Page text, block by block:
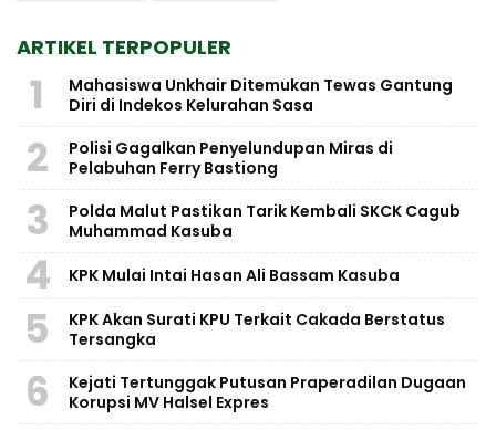
ARTIKEL TERPOPULER
1
Mahasiswa Unkhair Ditemukan Tewas Gantung
Diri di Indekos Kelurahan Sasa
2
Polisi Gagalkan Penyelundupan Miras di
Pelabuhan Ferry Bastiong
3
Polda Malut Pastikan Tarik Kembali SKCK Cagub
Muhammad Kasuba
4 KPK Mulai Intai Hasan Ali Bassam Kasuba
5
KPK Akan Surati KPU Terkait Cakada Berstatus
Tersangka
6
Kejati Tertunggak Putusan Praperadilan Dugaan
Korupsi MV Halsel Expres